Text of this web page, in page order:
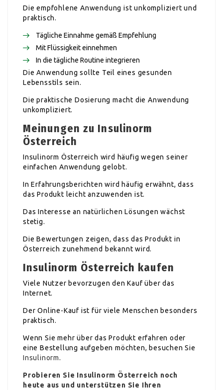
Die empfohlene Anwendung ist unkompliziert und
praktisch.
Tägliche Einnahme gemäß Empfehlung
Mit Flüssigkeit einnehmen
In die tägliche Routine integrieren
Die Anwendung sollte Teil eines gesunden
Lebensstils sein.
Die praktische Dosierung macht die Anwendung
unkompliziert.
Meinungen zu Insulinorm
Österreich
Insulinorm Österreich wird häufig wegen seiner
einfachen Anwendung gelobt.
In Erfahrungsberichten wird häufig erwähnt, dass
das Produkt leicht anzuwenden ist.
Das Interesse an natürlichen Lösungen wächst
stetig.
Die Bewertungen zeigen, dass das Produkt in
Österreich zunehmend bekannt wird.
Insulinorm Österreich kaufen
Viele Nutzer bevorzugen den Kauf über das
Internet.
Der Online-Kauf ist für viele Menschen besonders
praktisch.
Wenn Sie mehr über das Produkt erfahren oder
eine Bestellung aufgeben möchten, besuchen Sie
Insulinorm.
Probieren Sie Insulinorm Österreich noch
heute aus und unterstützen Sie Ihren